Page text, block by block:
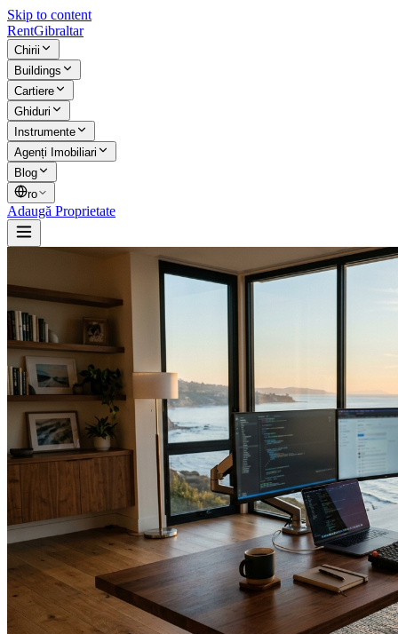
Skip to content
RentGibraltar
Chirii
Buildings
Cartiere
Ghiduri
Instrumente
Agenți Imobiliari
Blog
ro
Adaugă Proprietate